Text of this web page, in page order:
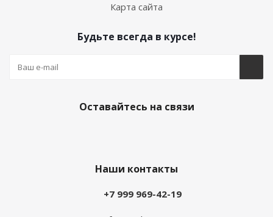
Карта сайта
Будьте всегда в курсе!
Оставайтесь на связи
Наши контакты
+7 999 969-42-19